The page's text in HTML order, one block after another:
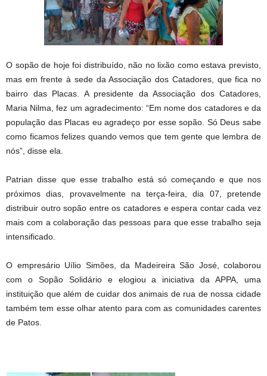
O sopão de hoje foi distribuído, não no lixão como estava previsto,
mas em frente à sede da Associação dos Catadores, que fica no
bairro das Placas. A presidente da Associação dos Catadores,
Maria Nilma, fez um agradecimento: “Em nome dos catadores e da
população das Placas eu agradeço por esse sopão. Só Deus sabe
como ficamos felizes quando vemos que tem gente que lembra de
nós”, disse ela.
Patrian disse que esse trabalho está só começando e que nos
próximos dias, provavelmente na terça-feira, dia 07, pretende
distribuir outro sopão entre os catadores e espera contar cada vez
mais com a colaboração das pessoas para que esse trabalho seja
intensificado.
O empresário Uílio Simões, da Madeireira São José, colaborou
com o Sopão Solidário e elogiou a iniciativa da APPA, uma
instituição que além de cuidar dos animais de rua de nossa cidade
também tem esse olhar atento para com as comunidades carentes
de Patos.